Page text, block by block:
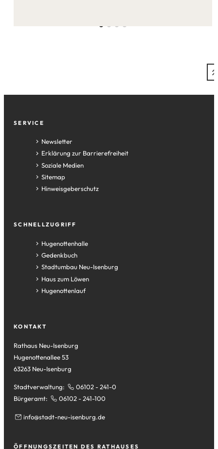
Fußzeile
SERVICE
Newsletter
Erklärung zur Barrierefreiheit
Soziale Medien
Sitemap
Hinweisgeberschutz
SCHNELLZUGRIFF
Hugenottenhalle
(Öffnet
in
einem
neuen
Tab)
Gedenkbuch
(Öffnet
in
einem
neuen
Stadtumbau Neu-Isenburg
(Öffnet
in
einem
Haus zum Löwen
(Öffnet
in
Tab)
Hugenottenlauf
(Öffnet
neuen
KONTAKT
Rathaus Neu-Isenburg
Hugenottenallee 53
63263 Neu-Isenburg
Stadtverwaltung:
06102 - 241-0
Bürgeramt:
06102 - 241-100
info stadt-neu-isenburg de
ÖFFNUNGSZEITEN DES RATHAUSES